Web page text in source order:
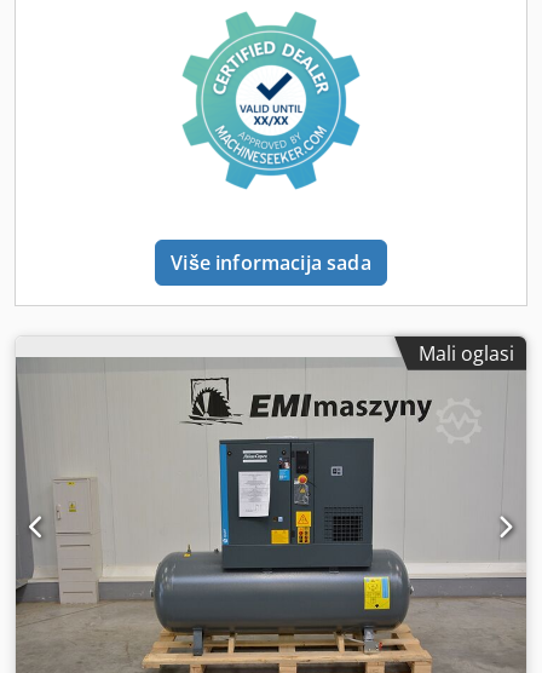
Više informacija sada
Mali oglasi